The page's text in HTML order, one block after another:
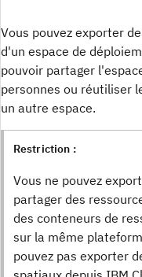
Vous pouvez exporter
d'un espace de
pouvoir partager
personnes ou réutiliser
un autre espace.
Restriction :
Vous ne pouvez
partager des
des conteneurs de
sur la même
pouvez pas exporter